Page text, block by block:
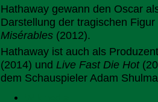
Hathaway gewann den Oscar
Darstellung der tragischen
Misérables (2012).
Hathaway ist auch als
(2014) und Live Fast Die Hot
dem Schauspieler Adam